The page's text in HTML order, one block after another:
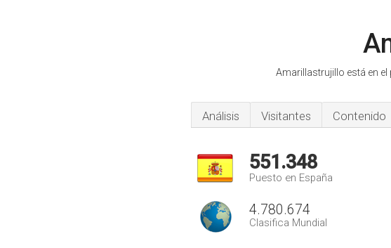
Amarillastrujillo está en el
Análisis Visitantes Contenido
551.348
Puesto en España
4.780.674
Clasifica Mundial